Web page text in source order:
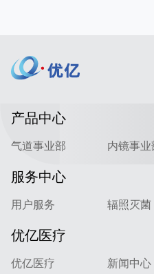
产品中心
气道事业部 内镜事业
服务中心
用户服务 辐照灭菌
优亿医疗
优亿医疗 新闻中心